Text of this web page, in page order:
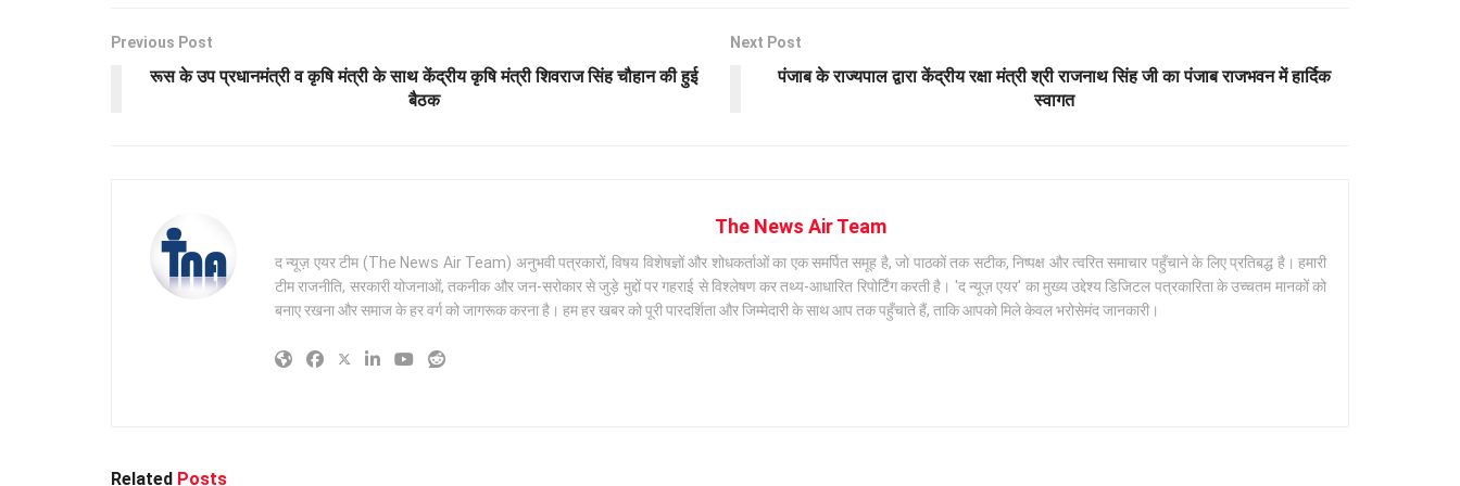
Previous Post
रूस के उप प्रधानमंत्री व कृषि मंत्री के साथ केंद्रीय कृषि मंत्री शिवराज सिंह चौहान की हुई
बैठक
Next Post
पंजाब के राज्यपाल द्वारा केंद्रीय रक्षा मंत्री श्री राजनाथ सिंह जी का पंजाब राजभवन में हार्दिक
स्वागत
The News Air Team
द न्यूज़ एयर टीम (The News Air Team) अनुभवी पत्रकारों, विषय विशेषज्ञों और शोधकर्ताओं का एक समर्पित समूह है, जो पाठकों तक सटीक, निष्पक्ष और त्वरित समाचार पहुँचाने के लिए प्रतिबद्ध है। हमारी
टीम राजनीति, सरकारी योजनाओं, तकनीक और जन-सरोकार से जुड़े मुद्दों पर गहराई से विश्लेषण कर तथ्य-आधारित रिपोर्टिंग करती है। 'द न्यूज़ एयर' का मुख्य उद्देश्य डिजिटल पत्रकारिता के उच्चतम मानकों को
बनाए रखना और समाज के हर वर्ग को जागरूक करना है। हम हर खबर को पूरी पारदर्शिता और जिम्मेदारी के साथ आप तक पहुँचाते हैं, ताकि आपको मिले केवल भरोसेमंद जानकारी।
Related Posts